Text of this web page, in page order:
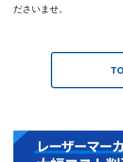
ださいませ。